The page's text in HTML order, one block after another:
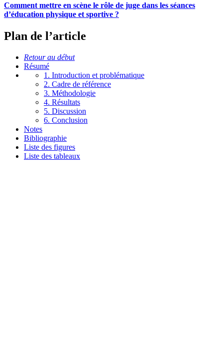
Comment mettre en scène le rôle de juge dans les séances
d’éducation physique et sportive ?
Plan de l’article
Retour au début
Résumé
1. Introduction et problématique
2. Cadre de référence
3. Méthodologie
4. Résultats
5. Discussion
6. Conclusion
Notes
Bibliographie
Liste des figures
Liste des tableaux